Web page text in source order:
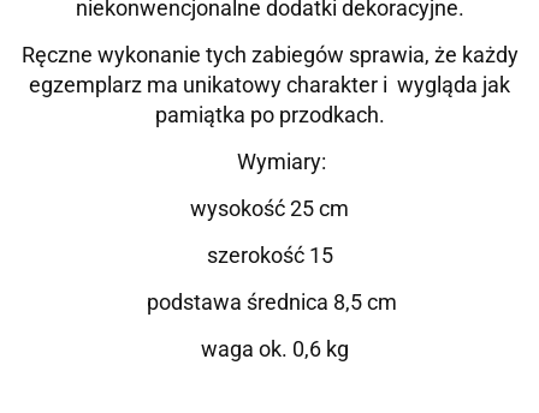
niekonwencjonalne dodatki dekoracyjne.
Ręczne wykonanie tych zabiegów sprawia, że każdy
egzemplarz ma unikatowy charakter i wygląda jak
pamiątka po przodkach.
Wymiary:
wysokość 25 cm
szerokość 15
podstawa średnica 8,5 cm
waga ok. 0,6 kg